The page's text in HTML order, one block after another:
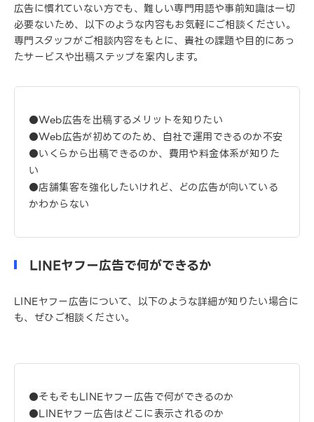
広告に慣れていない方でも、難しい専門用語や事前知識は一切
必要ないため、以下のような内容もお気軽にご相談ください。
専門スタッフがご相談内容をもとに、貴社の課題や目的にあっ
たサービスや出稿ステップを案内します。
●Web広告を出稿するメリットを知りたい
●Web広告が初めてのため、自社で運用できるのか不安
●いくらから出稿できるのか、費用や料金体系が知りた
い
●店舗集客を強化したいけれど、どの広告が向いている
かわからない
LINEヤフー広告で何ができるか
LINEヤフー広告について、以下のような詳細が知りたい場合に
も、ぜひご相談ください。
●そもそもLINEヤフー広告で何ができるのか
●LINEヤフー広告はどこに表示されるのか